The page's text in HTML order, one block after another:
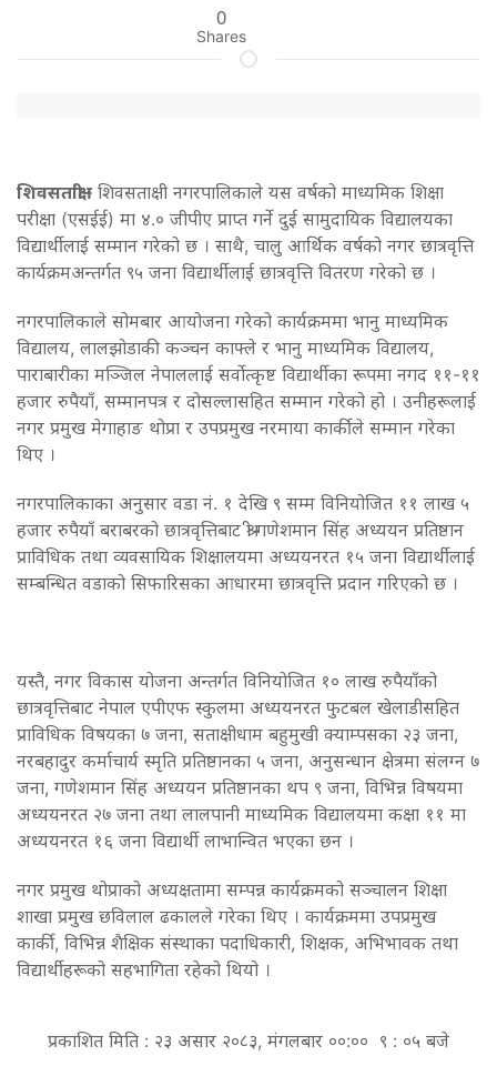
0
Shares
शिवसताक्षी– शिवसताक्षी नगरपालिकाले यस वर्षको माध्यमिक शिक्षा
परीक्षा (एसईई) मा ४.० जीपीए प्राप्त गर्ने दुई सामुदायिक विद्यालयका
विद्यार्थीलाई सम्मान गरेको छ । साथै, चालु आर्थिक वर्षको नगर छात्रवृत्ति
कार्यक्रमअन्तर्गत ९५ जना विद्यार्थीलाई छात्रवृत्ति वितरण गरेको छ ।
नगरपालिकाले सोमबार आयोजना गरेको कार्यक्रममा भानु माध्यमिक
विद्यालय, लालझोडाकी कञ्चन काफ्ले र भानु माध्यमिक विद्यालय,
पाराबारीका मञ्जिल नेपाललाई सर्वोत्कृष्ट विद्यार्थीका रूपमा नगद ११-११
हजार रुपैयाँ, सम्मानपत्र र दोसल्लासहित सम्मान गरेको हो । उनीहरूलाई
नगर प्रमुख मेगाहाङ थोप्रा र उपप्रमुख नरमाया कार्कीले सम्मान गरेका
थिए ।
नगरपालिकाका अनुसार वडा नं. १ देखि ९ सम्म विनियोजित ११ लाख ५
हजार रुपैयाँ बराबरको छात्रवृत्तिबाट श्री गणेशमान सिंह अध्ययन प्रतिष्ठान
प्राविधिक तथा व्यवसायिक शिक्षालयमा अध्ययनरत १५ जना विद्यार्थीलाई
सम्बन्धित वडाको सिफारिसका आधारमा छात्रवृत्ति प्रदान गरिएको छ ।
यस्तै, नगर विकास योजना अन्तर्गत विनियोजित १० लाख रुपैयाँको
छात्रवृत्तिबाट नेपाल एपीएफ स्कुलमा अध्ययनरत फुटबल खेलाडीसहित
प्राविधिक विषयका ७ जना, सताक्षीधाम बहुमुखी क्याम्पसका २३ जना,
नरबहादुर कर्माचार्य स्मृति प्रतिष्ठानका ५ जना, अनुसन्धान क्षेत्रमा संलग्न ७
जना, गणेशमान सिंह अध्ययन प्रतिष्ठानका थप ९ जना, विभिन्न विषयमा
अध्ययनरत २७ जना तथा लालपानी माध्यमिक विद्यालयमा कक्षा ११ मा
अध्ययनरत १६ जना विद्यार्थी लाभान्वित भएका छन ।
नगर प्रमुख थोप्राको अध्यक्षतामा सम्पन्न कार्यक्रमको सञ्चालन शिक्षा
शाखा प्रमुख छविलाल ढकालले गरेका थिए । कार्यक्रममा उपप्रमुख
कार्की, विभिन्न शैक्षिक संस्थाका पदाधिकारी, शिक्षक, अभिभावक तथा
विद्यार्थीहरूको सहभागिता रहेको थियो ।
प्रकाशित मिति : २३ असार २०८३, मंगलबार ००:०० ९ : ०५ बजे